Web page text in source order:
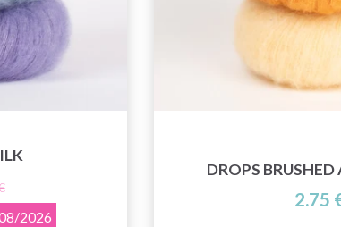
2026
DROPS BRUSHED
2.75